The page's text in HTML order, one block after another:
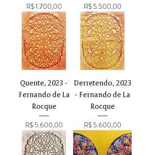
Preço
R$ 1.700,00 Preço
R$ 5.500,00
Quente, 2023 -
Fernando de La
Rocque
Preço
R$ 5.600,00
Derretendo, 2023
- Fernando de La
Rocque
Preço
R$ 5.600,00